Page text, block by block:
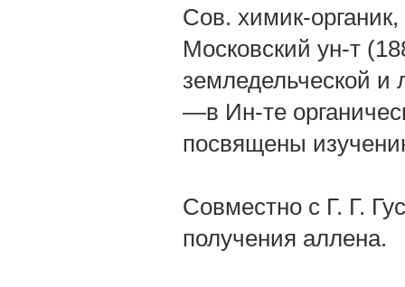
Сов. химик-
Московский ун-т
земледельческой и
—в Ин-те
посвящены
Совместно с Г. Г.
получения аллена.